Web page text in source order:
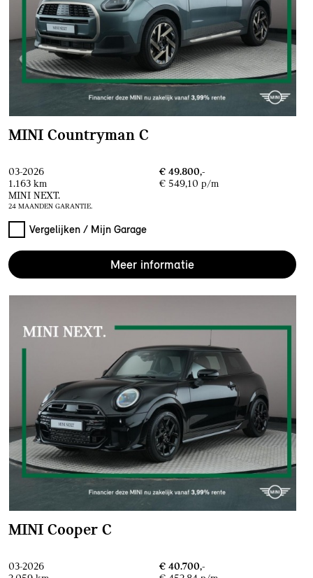
MINI Countryman C
03-2026
€ 49.800,-
1.163 km
€ 549,10 p/m
MINI NEXT.
24 MAANDEN GARANTIE.
Vergelijken / Mijn Garage
Meer informatie
MINI Cooper C
03-2026
€ 40.700,-